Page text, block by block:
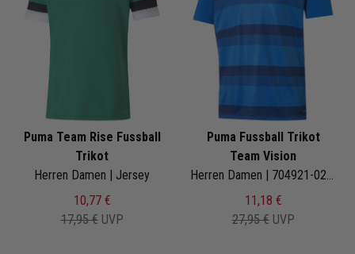
Puma Team Rise Fussball
Trikot
Herren Damen | Jersey
10,77 €
17,95 € UVP
Puma Fussball Trikot
Team Vision
11,18 €
27,95 € UVP